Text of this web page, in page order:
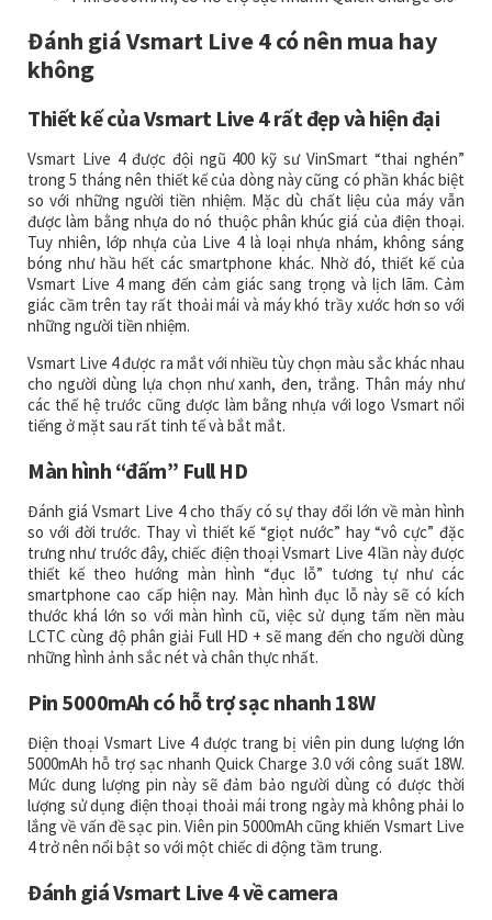
Đánh giá Vsmart Live 4 có nên mua hay
không
Thiết kế của Vsmart Live 4 rất đẹp và hiện đại
Vsmart Live 4 được đội ngũ 400 kỹ sư VinSmart “thai nghén”
trong 5 tháng nên thiết kế của dòng này cũng có phần khác biệt
so với những người tiền nhiệm. Mặc dù chất liệu của máy vẫn
được làm bằng nhựa do nó thuộc phân khúc giá của điện thoại.
Tuy nhiên, lớp nhựa của Live 4 là loại nhựa nhám, không sáng
bóng như hầu hết các smartphone khác. Nhờ đó, thiết kế của
Vsmart Live 4 mang đến cảm giác sang trọng và lịch lãm. Cảm
giác cầm trên tay rất thoải mái và máy khó trầy xước hơn so với
những người tiền nhiệm.
Vsmart Live 4 được ra mắt với nhiều tùy chọn màu sắc khác nhau
cho người dùng lựa chọn như xanh, đen, trắng. Thân máy như
các thế hệ trước cũng được làm bằng nhựa với logo Vsmart nổi
tiếng ở mặt sau rất tinh tế và bắt mắt.
Màn hình “đấm” Full HD
Đánh giá Vsmart Live 4 cho thấy có sự thay đổi lớn về màn hình
so với đời trước. Thay vì thiết kế “giọt nước” hay “vô cực” đặc
trưng như trước đây, chiếc điện thoại Vsmart Live 4 lần này được
thiết kế theo hướng màn hình “đục lỗ” tương tự như các
smartphone cao cấp hiện nay. Màn hình đục lỗ này sẽ có kích
thước khá lớn so với màn hình cũ, việc sử dụng tấm nền màu
LCTC cùng độ phân giải Full HD + sẽ mang đến cho người dùng
những hình ảnh sắc nét và chân thực nhất.
Pin 5000mAh có hỗ trợ sạc nhanh 18W
Điện thoại Vsmart Live 4 được trang bị viên pin dung lượng lớn
5000mAh hỗ trợ sạc nhanh Quick Charge 3.0 với công suất 18W.
Mức dung lượng pin này sẽ đảm bảo người dùng có được thời
lượng sử dụng điện thoại thoải mái trong ngày mà không phải lo
lắng về vấn đề sạc pin. Viên pin 5000mAh cũng khiến Vsmart Live
4 trở nên nổi bật so với một chiếc di động tầm trung.
Đánh giá Vsmart Live 4 về camera